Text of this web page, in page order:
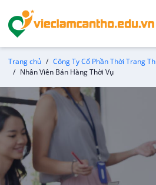
Trang chủ
Công Ty Cổ Phần Thời Trang Th
Nhân Viên Bán Hàng Thời Vụ